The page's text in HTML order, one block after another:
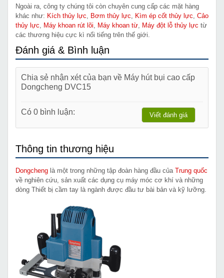
Ngoài ra, công ty chúng tôi còn chuyên cung cấp các mặt hàng
khác như: Kích thủy lực Bơm thủy lực Kìm ép cốt thủy lực Cảo
thủy lực
Máy khoan rút lõi Máy khoan từ Máy đột lỗ thủy lực từ
các thương hiệu cực kì nổi tiếng trên thế giới.
Đánh giá & Bình luận
Chia sẻ nhận xét của bạn về Máy hút bụi cao cấp
Dongcheng DVC15
Có 0 bình luận: Viết đánh giá
Thông tin thương hiệu
Dongcheng là một trong những tập đoàn hàng đầu của Trung quốc
về nghiên cứu, sản xuất các dụng cụ máy móc cơ khí và những
dòng Thiết bị cầm tay là ngành được đầu tư bài bản và kỹ lưỡng.